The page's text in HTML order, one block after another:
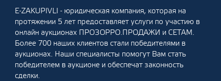
E-ZAKUPIVLI - юридическая компания, которая на
протяжении 5 лет предоставляет услуги по участию в
онлайн аукционах ПРОЗОРРО.ПРОДАЖИ и СЕТАМ.
Более 700 наших клиентов стали победителями в
аукционах. Наши специалисты помогут Вам стать
победителем в аукционе и обеспечат законность
сделки.